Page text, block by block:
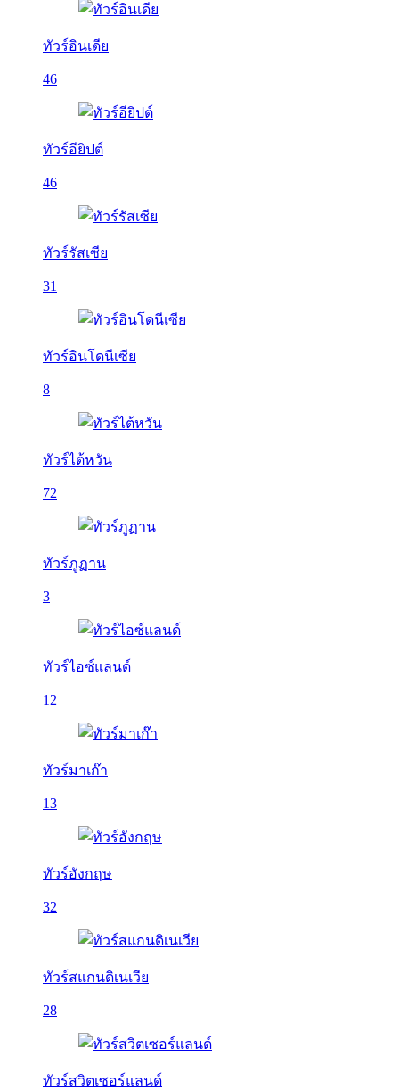
ทัวร์อินเดีย
46
ทัวร์อียิปต์
46
ทัวร์รัสเซีย
31
ทัวร์อินโดนีเซีย
8
ทัวร์ไต้หวัน
72
ทัวร์ภูฏาน
3
ทัวร์ไอซ์แลนด์
12
ทัวร์มาเก๊า
13
ทัวร์อังกฤษ
32
ทัวร์สแกนดิเนเวีย
28
ทัวร์สวิตเซอร์แลนด์